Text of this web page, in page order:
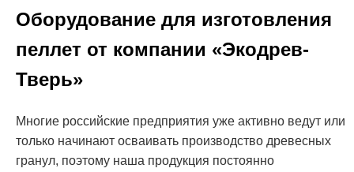
Оборудование для изготовления
пеллет от компании «Экодрев-
Тверь»
Многие российские предприятия уже активно ведут или
только начинают осваивать производство древесных
гранул, поэтому наша продукция постоянно